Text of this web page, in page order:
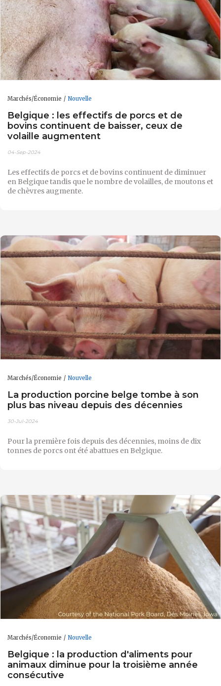
Marchés/Économie Nouvelle
Belgique : les effectifs de porcs et de
bovins continuent de baisser, ceux de
volaille augmentent
04-Sep-2024
Les effectifs de porcs et de bovins continuent de diminuer
en Belgique tandis que le nombre de volailles, de moutons et
de chèvres augmente.
Marchés/Économie Nouvelle
La production porcine belge tombe à son
plus bas niveau depuis des décennies
30-Jul-2024
Pour la première fois depuis des décennies, moins de dix
tonnes de porcs ont été abattues en Belgique.
Marchés/Économie Nouvelle
Belgique : la production d'aliments pour
animaux diminue pour la troisième année
consécutive